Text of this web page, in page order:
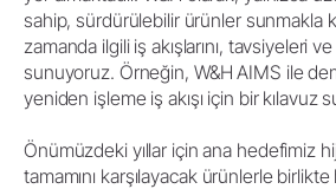
sahip, sürdürülebilir ürünler sunmakla
zamanda ilgili iş akışlarını, tavsiyeleri
sunuyoruz. Örneğin, W&H AIMS ile
yeniden işleme iş akışı için bir kılavuz
Önümüzdeki yıllar için ana hedefimiz
tamamını karşılayacak ürünlerle